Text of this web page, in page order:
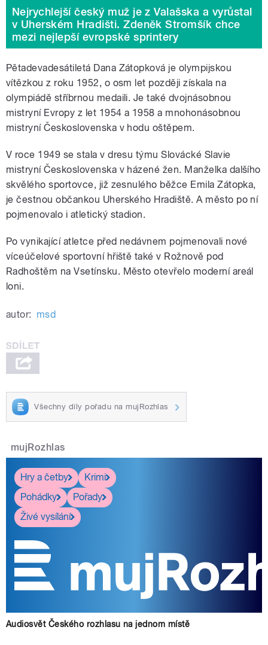
Nejrychlejší český muž je z Valašska a vyrůstal
v Uherském Hradišti. Zdeněk Stromšík chce
mezi nejlepší evropské sprintery
Pětadevadesátiletá Dana Zátopková je olympijskou
vítězkou z roku 1952, o osm let později získala na
olympiádě stříbrnou medaili. Je také dvojnásobnou
mistryní Evropy z let 1954 a 1958 a mnohonásobnou
mistryní Československa v hodu oštěpem.
V roce 1949 se stala v dresu týmu Slovácké Slavie
mistryní Československa v házené žen. Manželka dalšího
skvělého sportovce, již zesnulého běžce Emila Zátopka,
je čestnou občankou Uherského Hradiště. A město po ní
pojmenovalo i atletický stadion.
Po vynikající atletce před nedávnem pojmenovali nové
víceúčelové sportovní hřiště také v Rožnově pod
Radhoštěm na Vsetínsku. Město otevřelo moderní areál
loni.
autor: msd
Všechny díly pořadu na mujRozhlas
mujRozhlas
Hry a četby
Krimi
Pohádky
Pořady
Živé vysílání
Audiosvět Českého rozhlasu na jednom místě